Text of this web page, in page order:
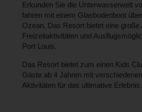
Erkunden Sie die Unterwasserwelt
fahren mit einem Glasbodenboot
Ozean. Das Resort bietet eine große
Freizeitaktivitäten und
Port Louis.
Das Resort bietet zum einen Kids
Gäste ab 4 Jahren mit
Aktivitäten für das ultimative Erlebnis.